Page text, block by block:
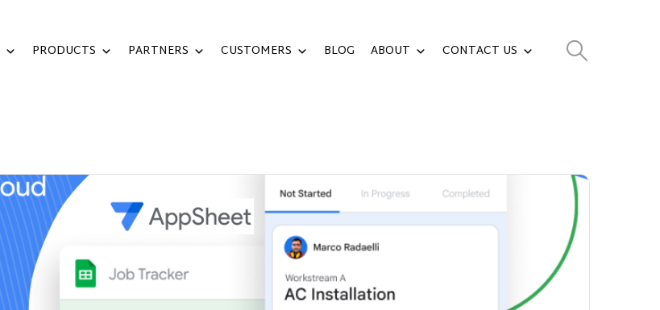
PRODUCTS PARTNERS CUSTOMERS BLOG ABOUT CONTACT US